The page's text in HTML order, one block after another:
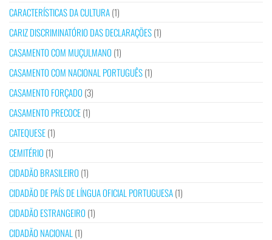
CARACTERÍSTICAS DA CULTURA(1)
CARIZ DISCRIMINATÓRIO DAS DECLARAÇÕES(1)
CASAMENTO COM MUÇULMANO (1)
CASAMENTO COM NACIONAL PORTUGUÊS(1)
CASAMENTO FORÇADO (3)
CASAMENTO PRECOCE(1)
CATEQUESE(1)
CEMITÉRIO (1)
CIDADÃO BRASILEIRO (1)
CIDADÃO DE PAÍS DE LÍNGUA OFICIAL PORTUGUESA(1)
CIDADÃO ESTRANGEIRO (1)
CIDADÃO NACIONAL (1)